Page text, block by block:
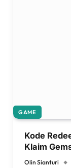
GAME
Kode
Klaim
Olin Sianturi